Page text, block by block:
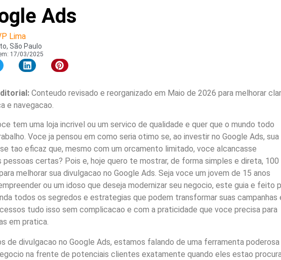
Ads
Lima
São Paulo
17/03/2025
Conteudo revisado e reorganizado em Maio de 2026 para melhorar
e navegacao.
tem uma loja incrivel ou um servico de qualidade e quer que o mundo todo
Voce ja pensou em como seria otimo se, ao investir no Google Ads, sua
tao eficaz que, mesmo com um orcamento limitado, voce alcancasse
certas? Pois e, hoje quero te mostrar, de forma simples e direta, 100
melhorar sua divulgacao no Google Ads. Seja voce um jovem de 15 anos
ou um idoso que deseja modernizar seu negocio, este guia e feito
todos os segredos e estrategias que podem transformar suas campanhas
tudo isso sem complicacao e com a praticidade que voce precisa para
em pratica.
de divulgacao no Google Ads, estamos falando de uma ferramenta
na frente de potenciais clientes exatamente quando eles estao